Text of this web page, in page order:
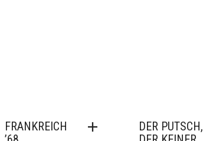
FRANKREICH
DER PUTSCH,